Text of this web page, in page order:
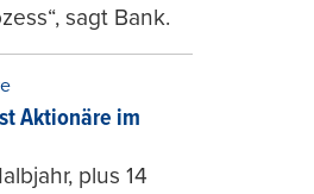
sagt Bank.
Aktionäre im
plus 14